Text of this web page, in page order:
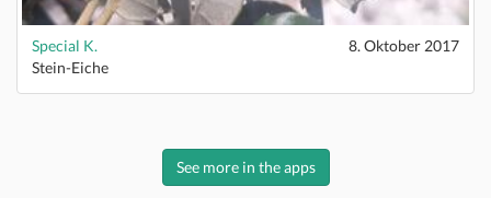
Special K.
8. Oktober 2017
Stein-Eiche
See more in the apps